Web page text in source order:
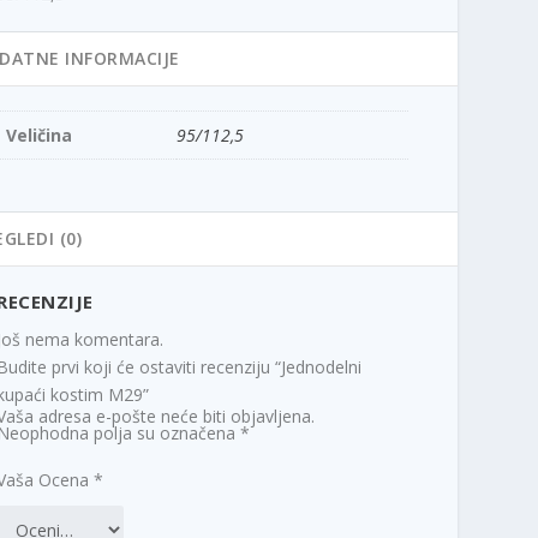
INFORMACIJE
Veličina 95/112,5
(0)
Još nema komentara.
Budite prvi koji će ostaviti recenziju “Jednodelni
kostim M29”
adresa e-pošte neće biti objavljena.
Neophodna polja su označena*
Ocena*